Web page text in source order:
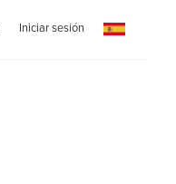
Iniciar sesión